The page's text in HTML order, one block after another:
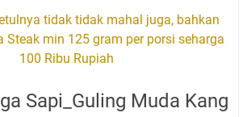
tidak tidak mahal juga, bahkan
Steak min 125 gram per porsi seharga
100 Ribu Rupiah
Sapi_Guling Muda Kang